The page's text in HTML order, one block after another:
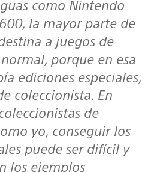
como Nintendo
la mayor parte de
a juegos de
porque en esa
ediciones especiales,
coleccionista. En
de
yo, conseguir los
puede ser difícil y
los ejemplos